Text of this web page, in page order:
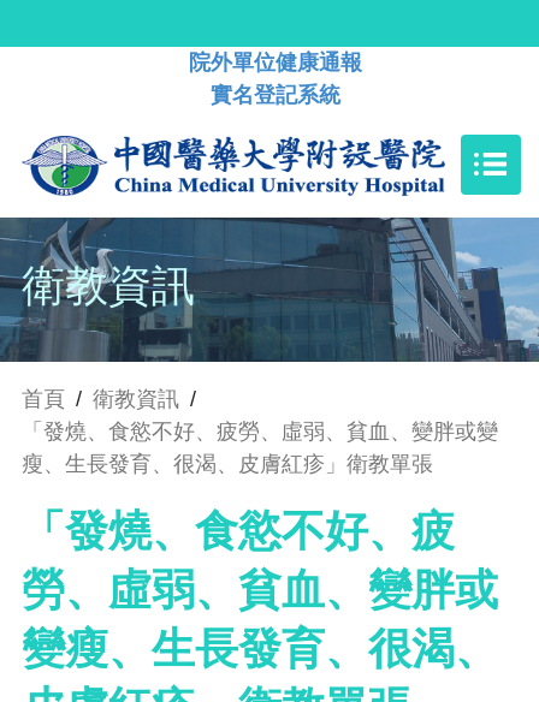
院外單位健康通報
實名登記系統
衛教資訊
首頁 / 衛教資訊 /
「發燒、食慾不好、疲勞、虛弱、貧血、變胖或變
瘦、生長發育、很渴、皮膚紅疹」衛教單張
「發燒、食慾不好、疲
勞、虛弱、貧血、變胖或
變瘦、生長發育、很渴、